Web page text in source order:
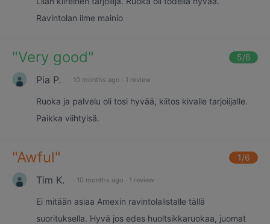
Ravintolan ilme mainio
"Very good" 5/6
Pia P. 10 months ago · 1 review
Ruoka ja palvelu oli tosi hyvää, kiitos kivalle tarjoiijalle.
Paikka viihtyisä.
"Awful" 1/6
Tim K. 10 months ago · 1 review
Ei mitään asiaa Amexin ravintolalistalle tällä
suorituksella. Hyvä jos edes huoltsikkaruokaa, juomat